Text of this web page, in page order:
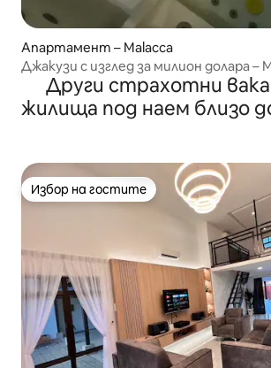
Апартамент – Malacca
Джакузи с изглед за милион долара –
нов Coway
Други страхотни
жилища под наем близо
Избор на гостите
Избор на гостите